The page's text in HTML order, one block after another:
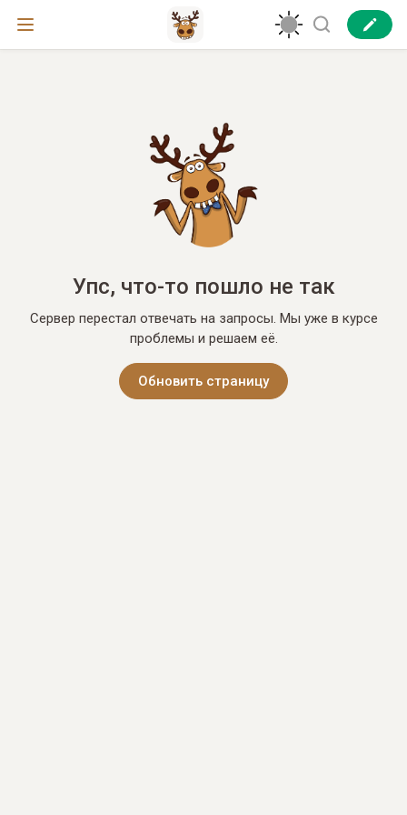
Упс, что-то пошло не так
Сервер перестал отвечать на запросы. Мы уже в курсе
проблемы и решаем её.
Обновить страницу